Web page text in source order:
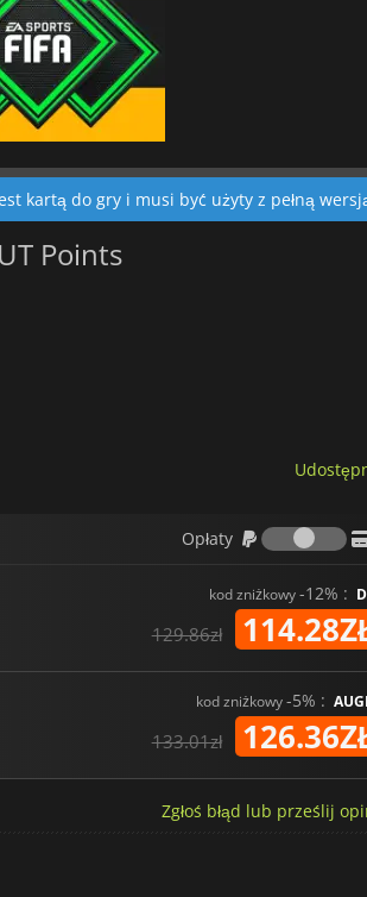
kartą do gry i musi być użyty z pełną
Points
Opłaty
kod zniżkowy-12% :
129.86zł
kod zniżkowy-5% :
133.01zł
Zgłoś błąd lub prześlij